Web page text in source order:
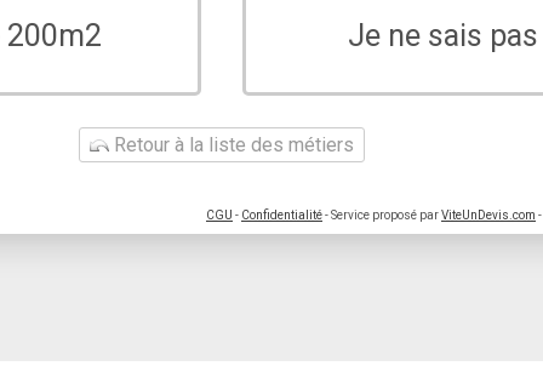
200m2 Je ne sais pas
Retour à la liste des métiers
CGU - Confidentialité- Service proposé parViteUnDevis.com -